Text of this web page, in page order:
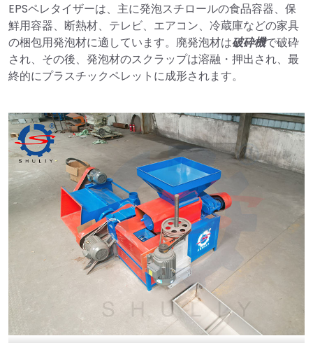
EPSペレタイザーは、主に発泡スチロールの食品容器、保
鮮用容器、断熱材、テレビ、エアコン、冷蔵庫などの家具
の梱包用発泡材に適しています。廃発泡材は破砕機で破砕
され、その後、発泡材のスクラップは溶融・押出され、最
終的にプラスチックペレットに成形されます。